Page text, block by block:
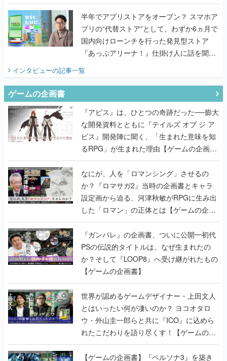
国内向けローンチを行った発見型ストア
『あっぷアリーナ！』仕掛け人に話を聞い
てみた
インタビューの記事一覧
『アビス』は、ひとつの奇跡だった──膨大
な開発資料とともに『テイルズ オブ ジ ア
るRPG」が生まれた理由【ゲームの企画
書】
なにが、人を「ロマンシング」させるの
か？『ロマサガ2』当時の企画書とキャラ
設定画から迫る、河津秋敏がRPGに生み出
した「ロマン」の正体とは【ゲームの企画
書】
『ガンパレ』の企画書、ついに公開━初代
PSの伝説的タイトルは、なぜ生まれたの
か？そして『LOOP8』へ受け継がれたもの
【ゲームの企画書】
世界が認めるゲームデザイナー・上田文人
とはいったい何が凄いのか？ ヨコオタロ
ウ・外山圭一郎らと共に『ICO』に込めら
れたこだわりを語り尽くす！【ゲームの企
画書】
【ゲームの企画書】『ペルソナ3』を築き
上げたのは反骨心とリスペクトだった。赤
い企画書のもとに集った“愚連隊”がシリー
ズを生まれ変わらせるまで【橋野桂インタ